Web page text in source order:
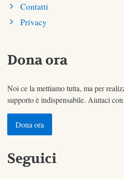
Contatti
Privacy
Dona ora
Noi ce la mettiamo tutta, ma per
supporto è indispensabile. Aiutaci
Dona ora
Seguici